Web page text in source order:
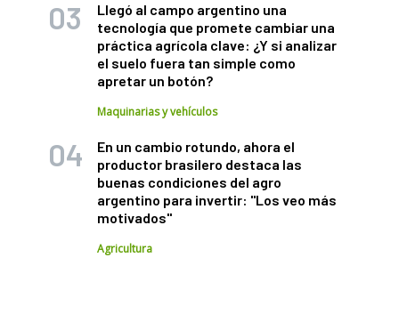
Llegó al campo argentino una
tecnología que promete cambiar una
práctica agrícola clave: ¿Y si analizar
el suelo fuera tan simple como
apretar un botón?
Maquinarias y vehículos
En un cambio rotundo, ahora el
productor brasilero destaca las
buenas condiciones del agro
argentino para invertir: "Los veo más
motivados"
Agricultura